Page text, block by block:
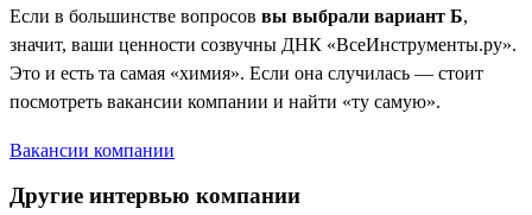
Если в большинстве вопросов вы выбрали вариант Б,
значит, ваши ценности созвучны ДНК «ВсеИнструменты.ру».
Это и есть та самая «химия». Если она случилась — стоит
посмотреть вакансии компании и найти «ту самую».
Вакансии компании
Другие интервью компании